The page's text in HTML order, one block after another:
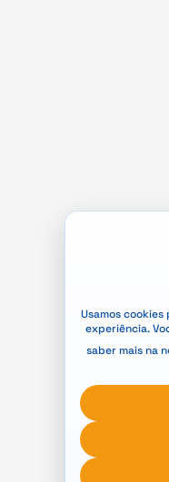
Usamos
experiência.
saber mais na